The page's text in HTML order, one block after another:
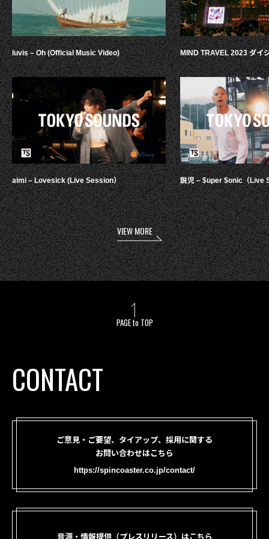
luvis – Oh (Official Music Video)
aimi – Lovesick (Live Session）
MIND TRAVEL 2023 ダイ
鋭児 – $uper $onic（Live
VIEW MORE
PAGE to TOP
CONTACT
ご意見・ご要望、タイアップ、採用に関する
お問い合わせはこちら
https://spincoaster.co.jp/contact/
音源・情報提供（プレスリリース）はこちら